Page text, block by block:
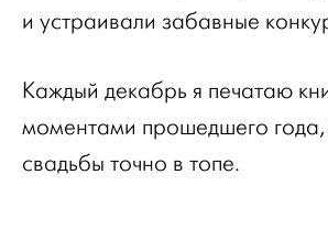
и устраивали забавные
Каждый декабрь я печатаю
моментами прошедшего
свадьбы точно в топе.